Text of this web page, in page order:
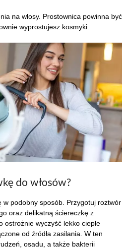
na włosy. Prostownica powinna być
wyprostujesz kosmyki.
do włosów?
w podobny sposób. Przygotuj roztwór
oraz delikatną ściereczkę z
ostrożnie wyczyść lekko ciepłe
od źródła zasilania. W ten
osadu, a także bakterii